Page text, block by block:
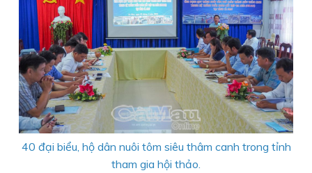
40 đại biểu, hộ dân nuôi tôm siêu thâm canh trong tỉnh
tham gia hội thảo.